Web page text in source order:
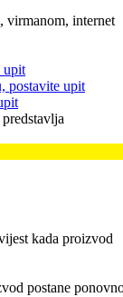
virmanom, internet
upit
postavite upit
kada proizvod
postane